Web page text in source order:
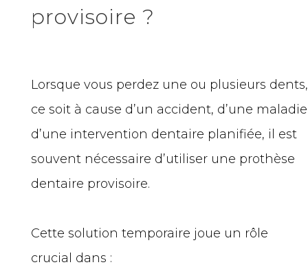
provisoire ?
Lorsque vous perdez une ou plusieurs
ce soit à cause d’un accident, d’une
d’une intervention dentaire planifiée, il est
souvent nécessaire d’utiliser une prothèse
dentaire provisoire.
Cette solution temporaire joue un rôle
crucial dans :